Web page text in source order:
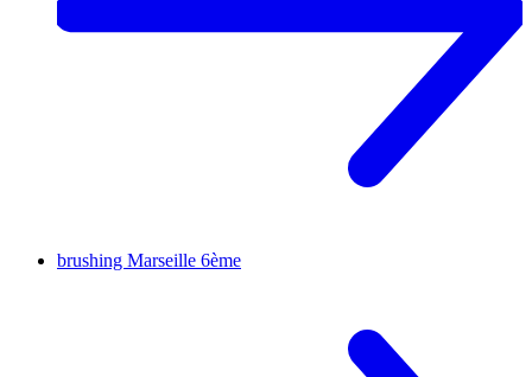
brushing Marseille 6ème